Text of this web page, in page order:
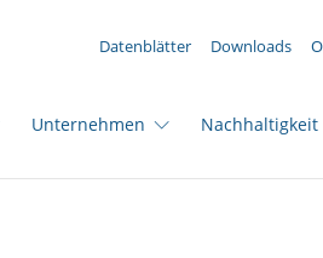
Datenblätter Downloads
Unternehmen Nachhaltigkeit